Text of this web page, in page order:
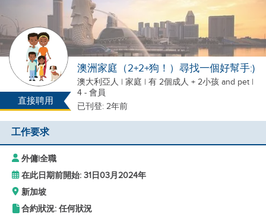
直接聘用
澳洲家庭（2+2+狗！）尋找一個好幫手:)
澳大利亞人 | 家庭 | 有 2個成人 + 2小孩 and pet |
4 - 會員
已刊登: 2年前
工作要求
外傭|全職
在此日期前開始: 31日03月2024年
新加坡
合約狀況: 任何狀況